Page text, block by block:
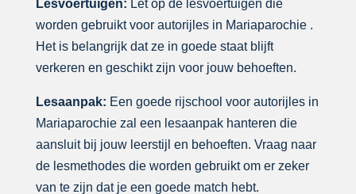
Lesvoertuigen: Let op de lesvoertuigen die
worden gebruikt voor autorijles in Mariaparochie .
Het is belangrijk dat ze in goede staat blijft
verkeren en geschikt zijn voor jouw behoeften.
Lesaanpak: Een goede rijschool voor autorijles in
Mariaparochie zal een lesaanpak hanteren die
aansluit bij jouw leerstijl en behoeften. Vraag naar
de lesmethodes die worden gebruikt om er zeker
van te zijn dat je een goede match hebt.